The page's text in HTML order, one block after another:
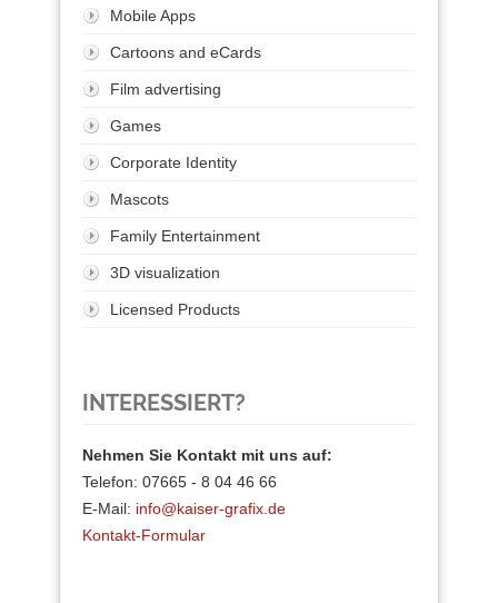
Mobile Apps
Cartoons and eCards
Film advertising
Games
Corporate Identity
Mascots
Family Entertainment
3D visualization
Licensed Products
INTERESSIERT?
Nehmen Sie Kontakt mit uns auf:
Telefon: 07665 - 8 04 46 66
E-Mail: info@kaiser-grafix.de
Kontakt-Formular